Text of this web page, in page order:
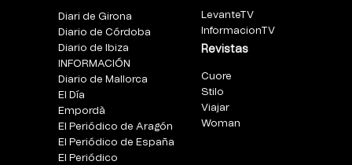
Diari de Girona
Diario de Córdoba
Diario de Ibiza
INFORMACIÓN
Diario de Mallorca
El Día
Empordà
El Periódico de Aragón
El Periódico de España
El Periódico
LevanteTV
InformacionTV
Revistas
Cuore
Stilo
Viajar
Woman